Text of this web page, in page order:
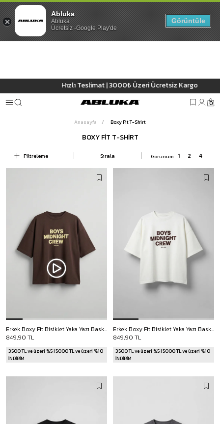
Hızlı Teslimat | 3000₺ Üzeri Ücretsiz Kargo
0
Anasayfa Boxy Fit T-Shirt
BOXY FIT T-SHIRT
Filtreleme Sırala
Erkek Boxy Fit Bisiklet Yaka Yazı Baskılı T-Shirt Kahverengi
849,90 TL
3500 TL ve üzeri %5 | 5000 TL ve üzeri %10
İNDİRİM
Erkek Boxy Fit Bisiklet Yaka Yazı Baskılı T-Shirt Ekru
849,90 TL
3500 TL ve üzeri %5 | 5000 TL ve üzeri %10
İNDİRİM
Abluka
Abluka
Ücretsiz -Google Play'de
Görüntüle